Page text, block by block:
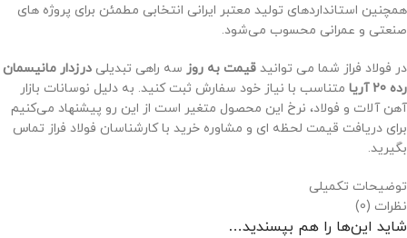
همچنین استانداردهای تولید معتبر ایرانی انتخابی مطمئن برای پروژه‌ های
صنعتی و عمرانی محسوب می‌شود.
در فولاد فراز شما می ‌توانید قیمت به ‌روز سه راهی تبدیلی درزدار مانیسمان
رده 20 آریا
متناسب با نیاز خود سفارش ثبت کنید. به دلیل نوسانات بازار
آهن ‌آلات و فولاد، نرخ این محصول متغیر است از این رو پیشنهاد می‌کنیم
برای دریافت قیمت لحظه ‌ای و مشاوره خرید با کارشناسان فولاد فراز تماس
بگیرید.
توضیحات تکمیلی
نظرات (0)
شاید این‌ها را هم بپسندید…